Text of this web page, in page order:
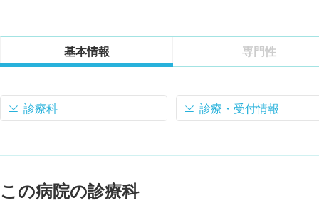
基本情報 専門性
診療科 診療・受付情報
この病院の診療科